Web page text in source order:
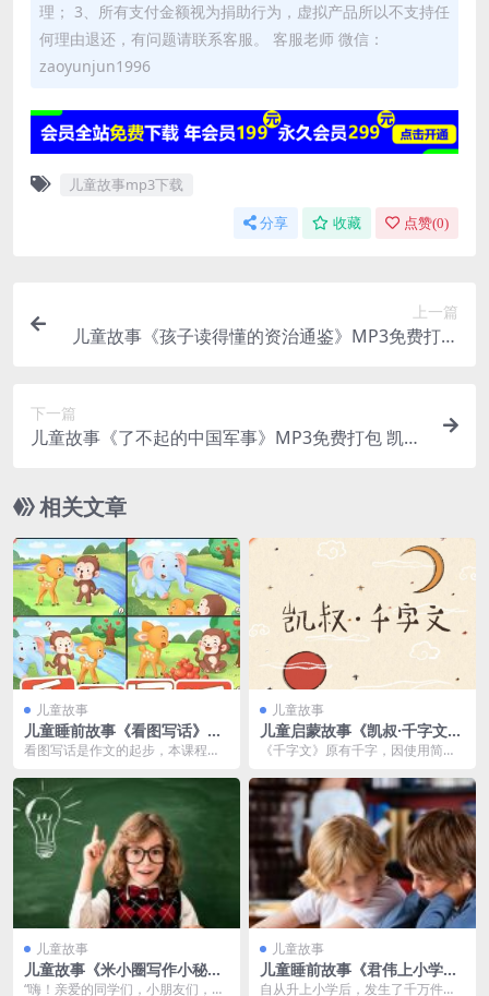
理； 3、所有支付金额视为捐助行为，虚拟产品所以不支持任
何理由退还，有问题请联系客服。 客服老师 微信：
zaoyunjun1996
儿童故事mp3下载
分享 收藏 点赞(0)
上一篇
儿童故事《孩子读得懂的资治通鉴》MP3免费打包
下一篇
儿童故事《了不起的中国军事》MP3免费打包 凯叔
相关文章
儿童故事
儿童睡前故事《看图写话》M
P3免费打包 12集 小梓姐姐故
看图写话是作文的起步，本课程用
络和步骤，帮助孩子攻...
儿童故事
儿童启蒙故事《凯叔·千字文》
MP3免费打包
《千字文》原有千字，因使用简化
50句，每四字一...
儿童故事
儿童故事《米小圈写作小秘
笈》MP3免费打包下载
“嗨！亲爱的同学们，小朋友们，我
儿童故事
儿童睡前故事《君伟上小学》
MP3免费打包下载 30集
自从升上小学后，发生了千万件大